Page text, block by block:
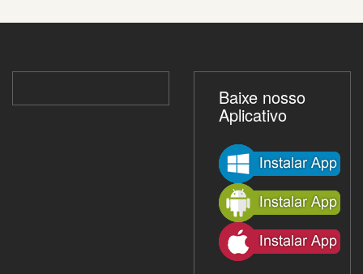
Baixe nosso
Aplicativo